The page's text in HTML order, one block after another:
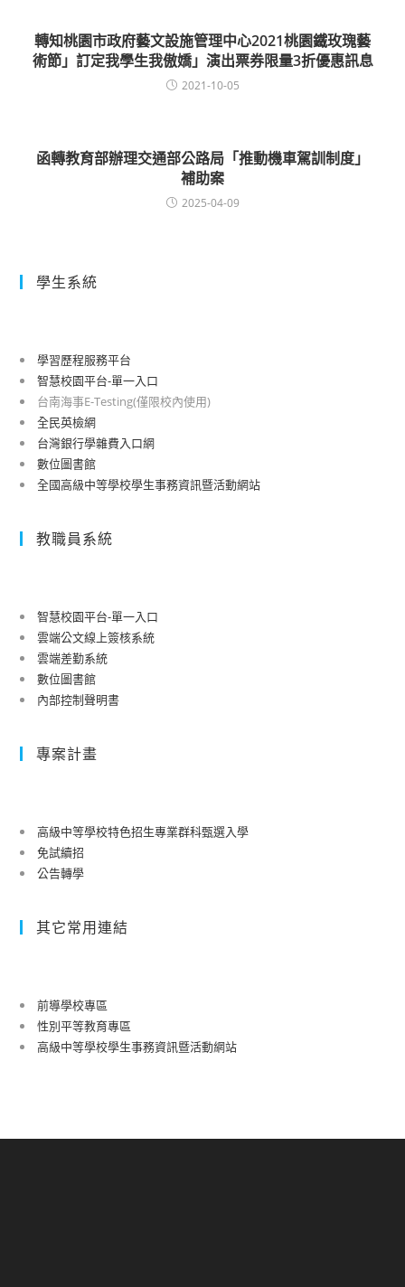
轉知桃園市政府藝文設施管理中心2021桃園鐵玫瑰藝
術節」訂定我學生我傲嬌」演出票券限量3折優惠訊息
2021-10-05
函轉教育部辦理交通部公路局「推動機車駕訓制度」
補助案
2025-04-09
學生系統
學習歷程服務平台
智慧校園平台-單一入口
台南海事E-Testing(僅限校內使用)
全民英檢網
台灣銀行學雜費入口網
數位圖書館
全國高級中等學校學生事務資訊暨活動網站
教職員系統
智慧校園平台-單一入口
雲端公文線上簽核系統
雲端差勤系統
數位圖書館
內部控制聲明書
專案計畫
高級中等學校特色招生專業群科甄選入學
免試續招
公告轉學
其它常用連結
前導學校專區
性別平等教育專區
高級中等學校學生事務資訊暨活動網站